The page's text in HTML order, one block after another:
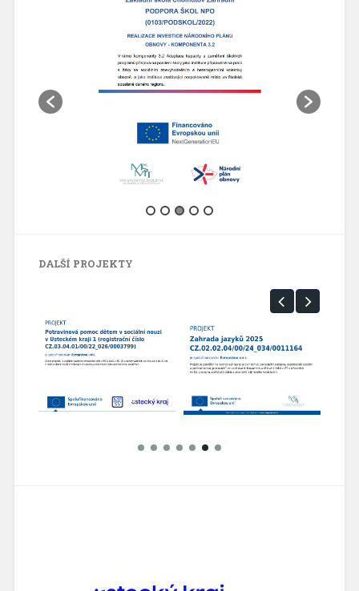
DALŠÍ PROJEKTY